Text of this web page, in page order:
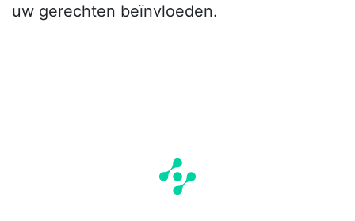
uw gerechten beïnvloeden.